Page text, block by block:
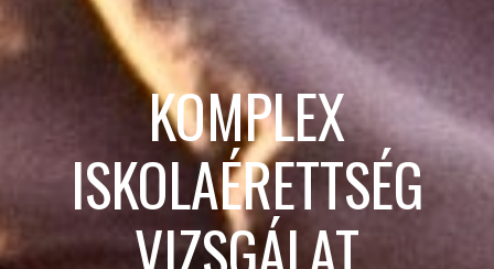
KOMPLEX
ISKOLAÉRETTSÉG
VIZSGÁLAT